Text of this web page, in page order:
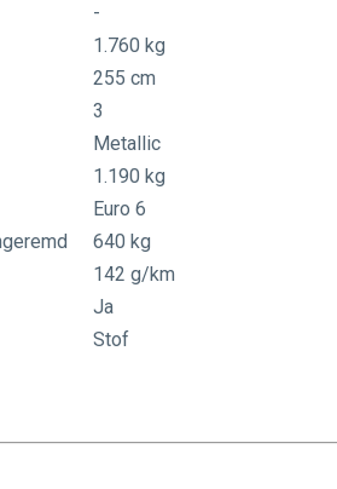
-
1.760 kg
255 cm
3
Metallic
1.190 kg
Euro 6
640 kg
142 g/km
Ja
Stof